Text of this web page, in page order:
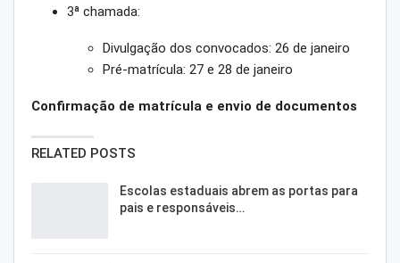
3ª chamada:
Divulgação dos convocados: 26 de janeiro
Pré-matrícula: 27 e 28 de janeiro
Confirmação de matrícula e envio de documentos
RELATED POSTS
Escolas estaduais abrem as portas para
pais e responsáveis…